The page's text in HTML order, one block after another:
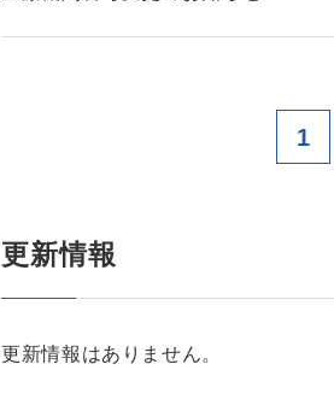
1
更新情報
更新情報はありません。